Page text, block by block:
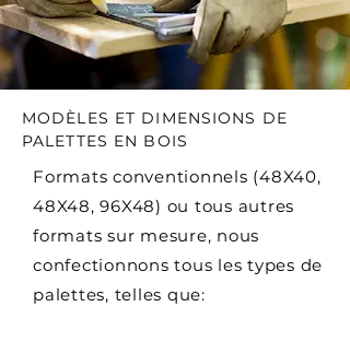
MODÈLES ET DIMENSIONS DE
PALETTES EN BOIS
Formats conventionnels (48X40,
48X48, 96X48) ou tous autres
formats sur mesure, nous
confectionnons tous les types de
palettes, telles que: